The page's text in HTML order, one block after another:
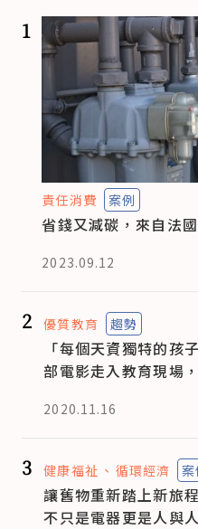
1
責任消費 案例
省錢又減碳，來自法
2023.09.12
2 優質教育 趨勢
「每個天資獨特的孩
部電影走入教育現場
2020.11.16
3 健康福祉 循環經濟 案
讓舊物重新踏上新旅
不只是電器更是人與